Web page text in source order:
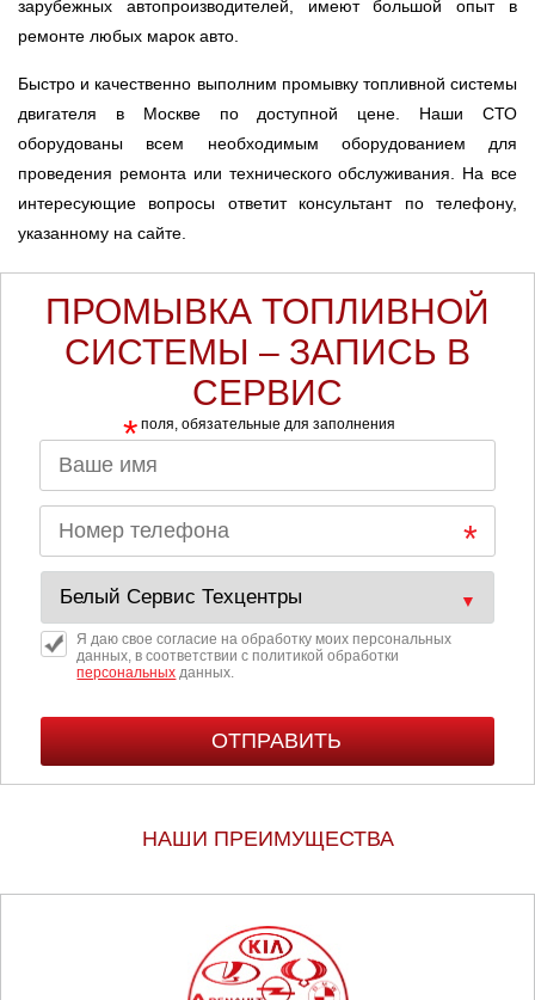
зарубежных автопроизводителей, имеют большой опыт в
ремонте любых марок авто.
Быстро и качественно выполним промывку топливной системы
двигателя в Москве по доступной цене. Наши СТО
оборудованы всем необходимым оборудованием для
проведения ремонта или технического обслуживания. На все
интересующие вопросы ответит консультант по телефону,
указанному на сайте.
ПРОМЫВКА ТОПЛИВНОЙ
СИСТЕМЫ – ЗАПИСЬ В
СЕРВИС
* поля, обязательные для заполнения
Я даю свое согласие на обработку моих персональных
данных, в соответствии с политикой обработки
персональных данных.
НАШИ ПРЕИМУЩЕСТВА